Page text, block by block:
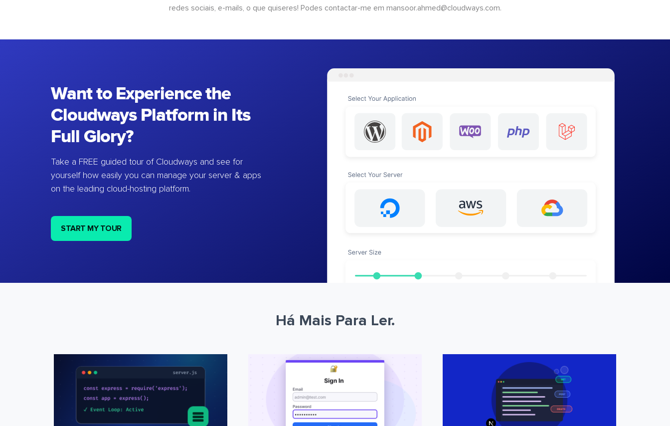
redes sociais, e-mails, o que quiseres! Podes contactar-me em mansoor.ahmed@cloudways.com.
Want to Experience the
Cloudways Platform in Its
Full Glory?
Take a FREE guided tour of Cloudways and see for
yourself how easily you can manage your server & apps
on the leading cloud-hosting platform.
START MY TOUR
Há Mais Para Ler.